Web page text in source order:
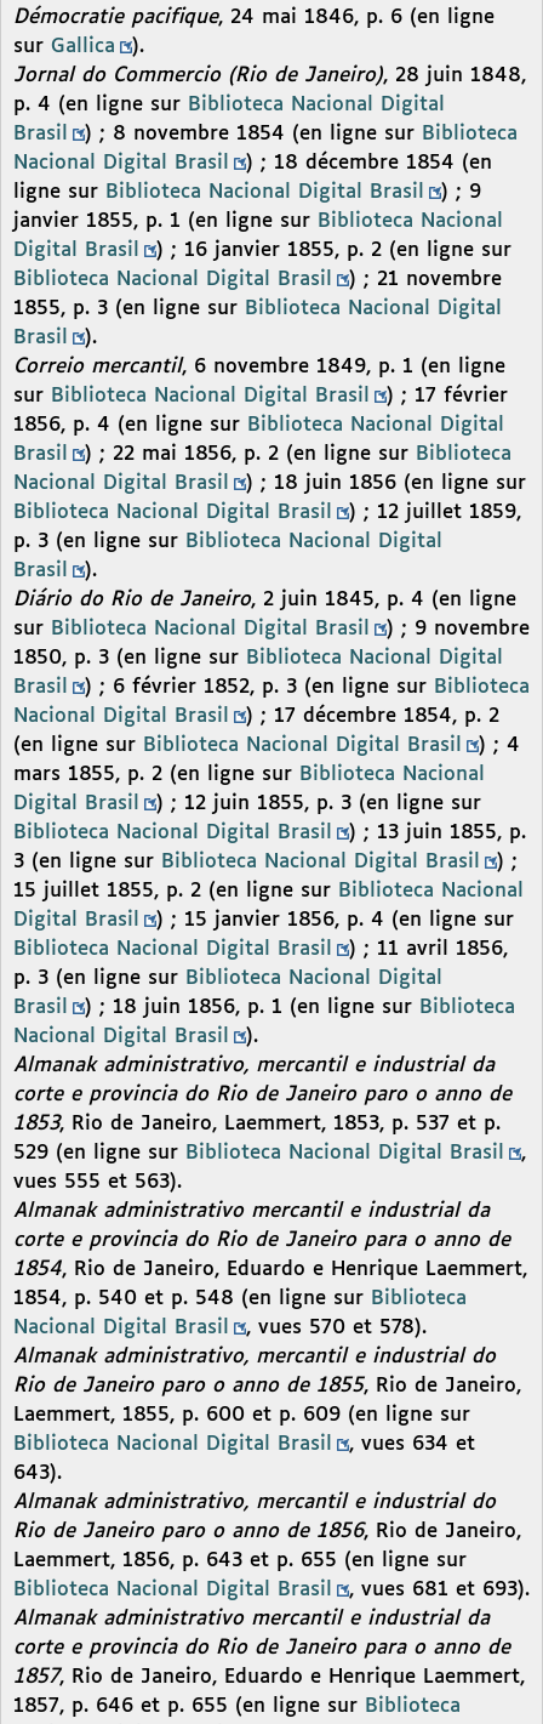
Démocratie pacifique, 24 mai 1846, p. 6 (en ligne
sur Gallica
).
Jornal do Commercio (Rio de Janeiro), 28 juin 1848,
p. 4 (en ligne sur Biblioteca Nacional Digital
Brasil
) ; 8 novembre 1854 (en ligne sur Biblioteca
Nacional Digital Brasil
) ; 18 décembre 1854 (en
ligne sur Biblioteca Nacional Digital Brasil
) ; 9
janvier 1855, p. 1 (en ligne sur Biblioteca Nacional
Digital Brasil
) ; 16 janvier 1855, p. 2 (en ligne sur
Biblioteca Nacional Digital Brasil
) ; 21 novembre
1855, p. 3 (en ligne sur Biblioteca Nacional Digital
Brasil
).
Correio mercantil, 6 novembre 1849, p. 1 (en ligne
sur Biblioteca Nacional Digital Brasil
) ; 17 février
1856, p. 4 (en ligne sur Biblioteca Nacional Digital
Brasil
) ; 22 mai 1856, p. 2 (en ligne sur Biblioteca
Nacional Digital Brasil
) ; 18 juin 1856 (en ligne sur
Biblioteca Nacional Digital Brasil
) ; 12 juillet 1859,
p. 3 (en ligne sur Biblioteca Nacional Digital
Brasil
).
Diário do Rio de Janeiro, 2 juin 1845, p. 4 (en ligne
sur Biblioteca Nacional Digital Brasil
) ; 9 novembre
1850, p. 3 (en ligne sur Biblioteca Nacional Digital
Brasil
) ; 6 février 1852, p. 3 (en ligne sur Biblioteca
Nacional Digital Brasil
) ; 17 décembre 1854, p. 2
(en ligne sur Biblioteca Nacional Digital Brasil
) ; 4
mars 1855, p. 2 (en ligne sur Biblioteca Nacional
Digital Brasil
) ; 12 juin 1855, p. 3 (en ligne sur
Biblioteca Nacional Digital Brasil
) ; 13 juin 1855, p.
3 (en ligne sur Biblioteca Nacional Digital Brasil
) ;
15 juillet 1855, p. 2 (en ligne sur Biblioteca Nacional
Digital Brasil
) ; 15 janvier 1856, p. 4 (en ligne sur
Biblioteca Nacional Digital Brasil
) ; 11 avril 1856,
p. 3 (en ligne sur Biblioteca Nacional Digital
Brasil
) ; 18 juin 1856, p. 1 (en ligne sur Biblioteca
Nacional Digital Brasil
).
Almanak administrativo, mercantil e industrial da
corte e provincia do Rio de Janeiro paro o anno de
1853, Rio de Janeiro, Laemmert, 1853, p. 537 et p.
529 (en ligne sur Biblioteca Nacional Digital Brasil
,
vues 555 et 563).
Almanak administrativo mercantil e industrial da
corte e provincia do Rio de Janeiro para o anno de
1854, Rio de Janeiro, Eduardo e Henrique Laemmert,
1854, p. 540 et p. 548 (en ligne sur Biblioteca
Nacional Digital Brasil
, vues 570 et 578).
Almanak administrativo, mercantil e industrial do
Rio de Janeiro paro o anno de 1855, Rio de Janeiro,
Laemmert, 1855, p. 600 et p. 609 (en ligne sur
Biblioteca Nacional Digital Brasil
, vues 634 et
643).
Almanak administrativo, mercantil e industrial do
Rio de Janeiro paro o anno de 1856, Rio de Janeiro,
Laemmert, 1856, p. 643 et p. 655 (en ligne sur
Biblioteca Nacional Digital Brasil
, vues 681 et 693).
Almanak administrativo mercantil e industrial da
corte e provincia do Rio de Janeiro para o anno de
1857, Rio de Janeiro, Eduardo e Henrique Laemmert,
1857, p. 646 et p. 655 (en ligne sur Biblioteca